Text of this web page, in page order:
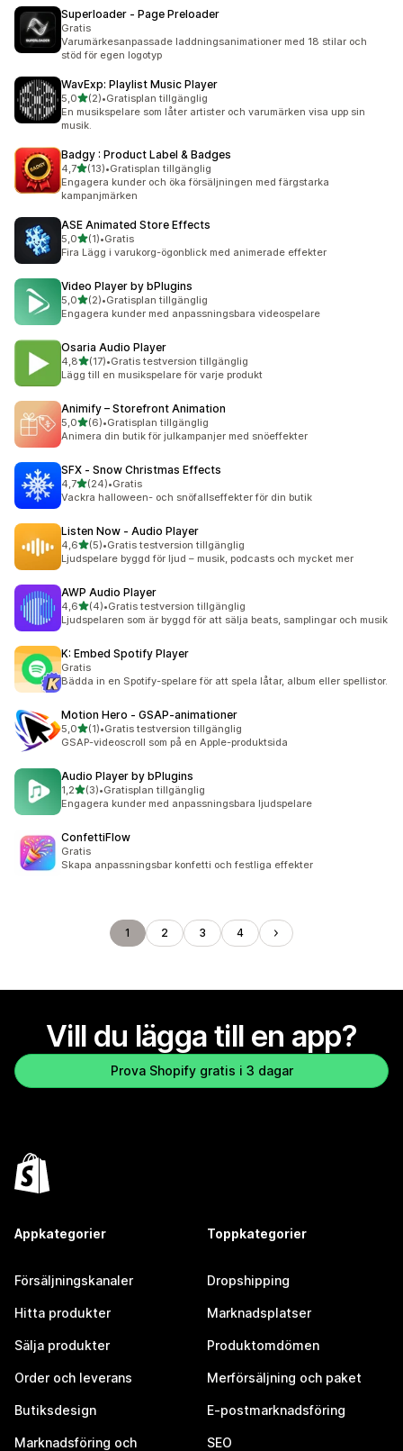
Superloader ‑ Page Preloader
Gratis
Varumärkesanpassade laddningsanimationer med 18 stilar och
stöd för egen logotyp
WavExp: Playlist Music Player
5,0av 5 stjärnor
(2)
2 recensioner totalt
•Gratisplan tillgänglig
En musikspelare som låter artister och varumärken visa upp sin
musik.
Badgy : Product Label & Badges
4,7av 5 stjärnor
(13)
13 recensioner totalt
•Gratisplan tillgänglig
Engagera kunder och öka försäljningen med färgstarka
kampanjmärken
ASE Animated Store Effects
5,0av 5 stjärnor
(1)
1 recensioner totalt
•Gratis
Fira Lägg i varukorg-ögonblick med animerade effekter
Video Player by bPlugins
5,0av 5 stjärnor
(2)
2 recensioner totalt
•Gratisplan tillgänglig
Engagera kunder med anpassningsbara videospelare
Osaria Audio Player
4,8av 5 stjärnor
(17)
17 recensioner totalt
•Gratis testversion tillgänglig
Lägg till en musikspelare för varje produkt
Animify – Storefront Animation
5,0av 5 stjärnor
(6)
6 recensioner totalt
•Gratisplan tillgänglig
Animera din butik för julkampanjer med snöeffekter
SFX ‑ Snow Christmas Effects
4,7av 5 stjärnor
(24)
24 recensioner totalt
•Gratis
Vackra halloween- och snöfallseffekter för din butik
Listen Now ‑ Audio Player
4,6av 5 stjärnor
(5)
5 recensioner totalt
•Gratis testversion tillgänglig
Ljudspelare byggd för ljud – musik, podcasts och mycket mer
AWP Audio Player
4,6av 5 stjärnor
(4)
4 recensioner totalt
•Gratis testversion tillgänglig
Ljudspelaren som är byggd för att sälja beats, samplingar och musik
K: Embed Spotify Player
Gratis
Bädda in en Spotify-spelare för att spela låtar, album eller spellistor.
Motion Hero ‑ GSAP‑animationer
5,0av 5 stjärnor
(1)
1 recensioner totalt
•Gratis testversion tillgänglig
GSAP-videoscroll som på en Apple-produktsida
Audio Player by bPlugins
1,2av 5 stjärnor
(3)
3 recensioner totalt
•Gratisplan tillgänglig
Engagera kunder med anpassningsbara ljudspelare
ConfettiFlow
Gratis
Skapa anpassningsbar konfetti och festliga effekter
1 2 3 4
Vill du lägga till en app?
Prova Shopify gratis i 3 dagar
Appkategorier
Försäljningskanaler
Hitta produkter
Sälja produkter
Order och leverans
Butiksdesign
Marknadsföring och
Toppkategorier
Dropshipping
Marknadsplatser
Produktomdömen
Merförsäljning och paket
E-postmarknadsföring
SEO